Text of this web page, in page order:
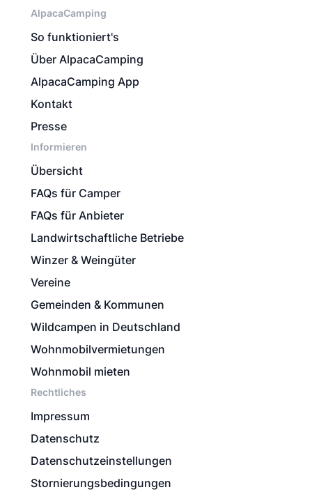
AlpacaCamping
So funktioniert's
Über AlpacaCamping
AlpacaCamping App
Kontakt
Presse
Informieren
Übersicht
FAQs für Camper
FAQs für Anbieter
Landwirtschaftliche Betriebe
Winzer & Weingüter
Vereine
Gemeinden & Kommunen
Wildcampen in Deutschland
Wohnmobilvermietungen
Wohnmobil mieten
Rechtliches
Impressum
Datenschutz
Datenschutzeinstellungen
Stornierungsbedingungen